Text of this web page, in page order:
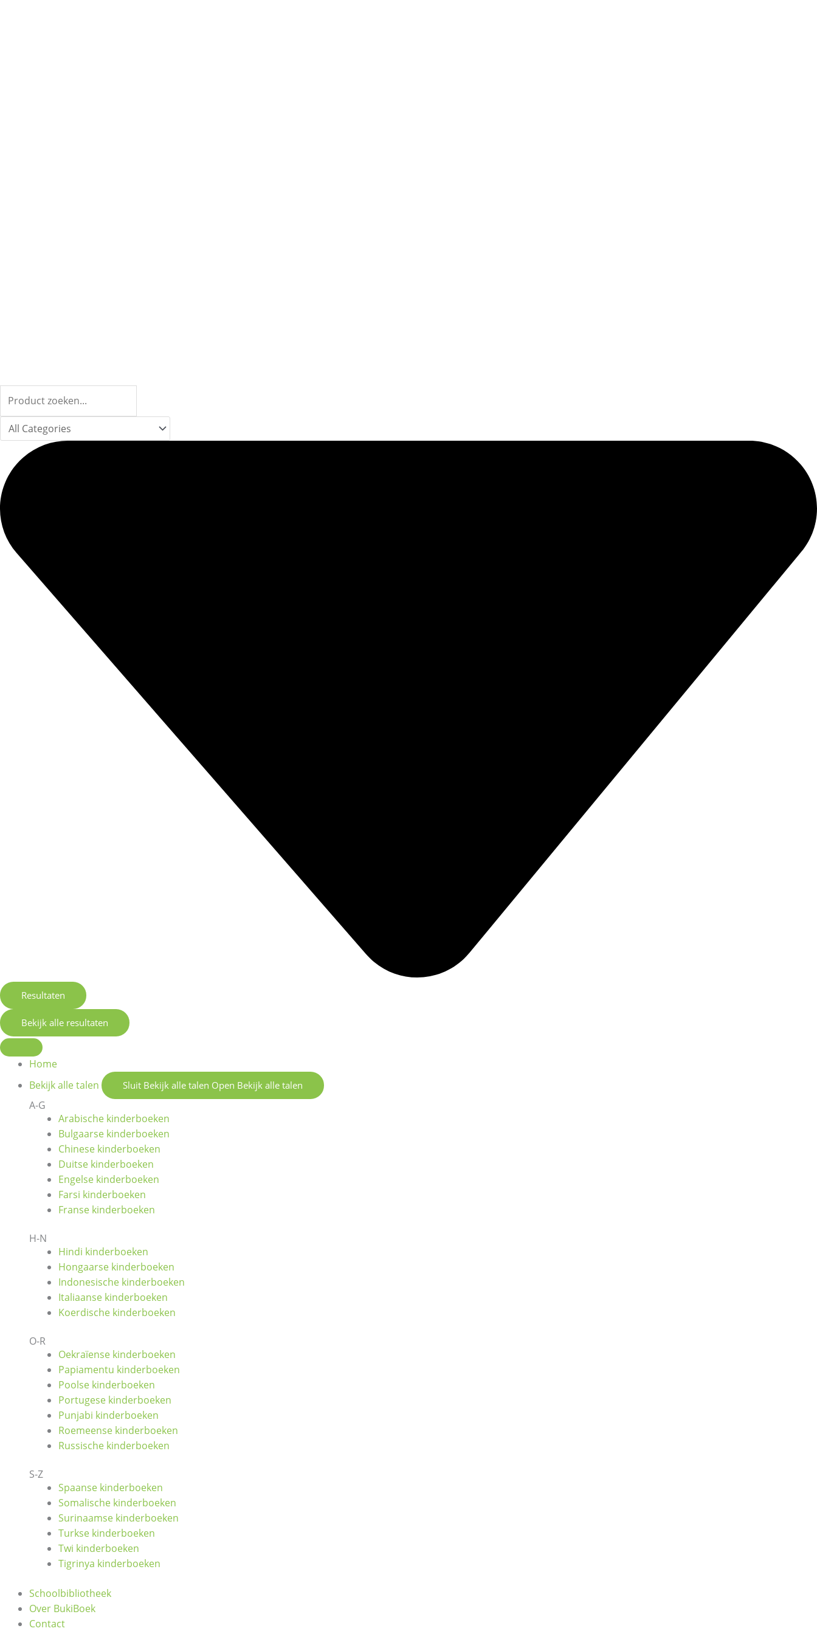
Resultaten
Bekijk alle resultaten
Home
Bekijk alle talen
Sluit Bekijk alle talen Open Bekijk alle talen
A-G
Arabische kinderboeken
Bulgaarse kinderboeken
Chinese kinderboeken
Duitse kinderboeken
Engelse kinderboeken
Farsi kinderboeken
Franse kinderboeken
H-N
Hindi kinderboeken
Hongaarse kinderboeken
Indonesische kinderboeken
Italiaanse kinderboeken
Koerdische kinderboeken
O-R
Oekraïense kinderboeken
Papiamentu kinderboeken
Poolse kinderboeken
Portugese kinderboeken
Punjabi kinderboeken
Roemeense kinderboeken
Russische kinderboeken
S-Z
Spaanse kinderboeken
Somalische kinderboeken
Surinaamse kinderboeken
Turkse kinderboeken
Twi kinderboeken
Tigrinya kinderboeken
Schoolbibliotheek
Over BukiBoek
Contact